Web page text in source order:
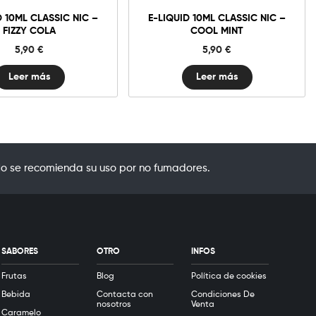
10ML CLASSIC NIC –
FIZZY COLA
5,90€
Leer más
E-LIQUID 10ML CLASSIC NIC –
COOL MINT
5,90€
Leer más
recomienda su uso por no fumadores.
SABORES
Frutas
Bebida
Caramelo
OTRO
Blog
Contacta con
nosotros
INFOS
Política de cookies
Condiciones De
Venta